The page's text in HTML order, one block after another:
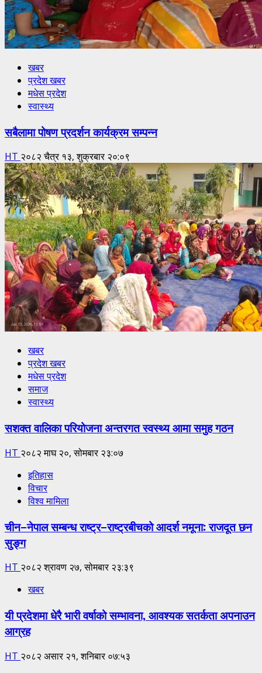
खबर
प्रदेश खबर
मधेस प्रदेश
स्वास्थ्य
सबैलामा पोषण प्रदर्शन कार्यक्रम सम्पन्न
HT २०८२ चैत्र १३, शुक्रबार २०:०९
खबर
प्रदेश खबर
मधेस प्रदेश
समाज
स्वास्थ्य
सशक्त वालिका परियोजना अन्तरगत स्वस्थ्य आमा समुह गठन
HT २०८२ माघ २०, सोमबार २३:०७
इतिहास
विचार
विश्व मामिला
चीन–नेपाल सम्बन्ध राष्ट्र–राष्ट्रबीचको आदर्श नमूना: राजदूत छन
सुङ्ग
HT २०८२ श्रावण २७, सोमबार २३:३९
खबर
यी प्रदेशमा धेरै भारी वर्षाको सम्भावना, आवश्यक सतर्कता अपनाउन
आग्रह
HT २०८२ असार २१, शनिबार ०७:५३